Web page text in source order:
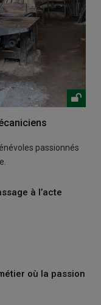
passionnés
à l’acte
où la passion